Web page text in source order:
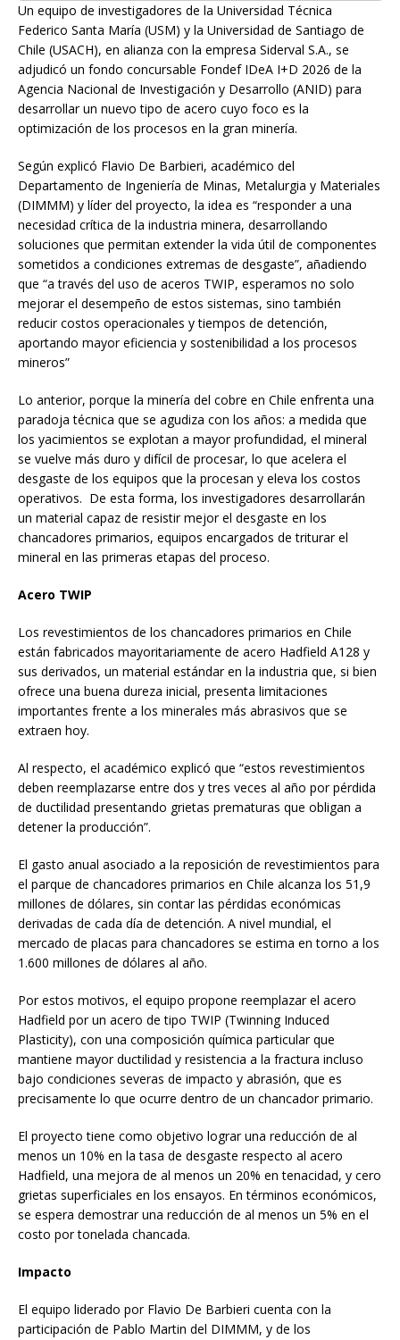
Un equipo de investigadores de la Universidad Técnica
Federico Santa María (USM) y la Universidad de Santiago de
Chile (USACH), en alianza con la empresa Siderval S.A., se
adjudicó un fondo concursable Fondef IDeA I+D 2026 de la
Agencia Nacional de Investigación y Desarrollo (ANID) para
desarrollar un nuevo tipo de acero cuyo foco es la
optimización de los procesos en la gran minería.
Según explicó Flavio De Barbieri, académico del
Departamento de Ingeniería de Minas, Metalurgia y Materiales
(DIMMM) y líder del proyecto, la idea es “responder a una
necesidad crítica de la industria minera, desarrollando
soluciones que permitan extender la vida útil de componentes
sometidos a condiciones extremas de desgaste”, añadiendo
que “a través del uso de aceros TWIP, esperamos no solo
mejorar el desempeño de estos sistemas, sino también
reducir costos operacionales y tiempos de detención,
aportando mayor eficiencia y sostenibilidad a los procesos
mineros”
Lo anterior, porque la minería del cobre en Chile enfrenta una
paradoja técnica que se agudiza con los años: a medida que
los yacimientos se explotan a mayor profundidad, el mineral
se vuelve más duro y difícil de procesar, lo que acelera el
desgaste de los equipos que la procesan y eleva los costos
operativos. De esta forma, los investigadores desarrollarán
un material capaz de resistir mejor el desgaste en los
chancadores primarios, equipos encargados de triturar el
mineral en las primeras etapas del proceso.
Acero TWIP
Los revestimientos de los chancadores primarios en Chile
están fabricados mayoritariamente de acero Hadfield A128 y
sus derivados, un material estándar en la industria que, si bien
ofrece una buena dureza inicial, presenta limitaciones
importantes frente a los minerales más abrasivos que se
extraen hoy.
Al respecto, el académico explicó que “estos revestimientos
deben reemplazarse entre dos y tres veces al año por pérdida
de ductilidad presentando grietas prematuras que obligan a
detener la producción”.
El gasto anual asociado a la reposición de revestimientos para
el parque de chancadores primarios en Chile alcanza los 51,9
millones de dólares, sin contar las pérdidas económicas
derivadas de cada día de detención. A nivel mundial, el
mercado de placas para chancadores se estima en torno a los
1.600 millones de dólares al año.
Por estos motivos, el equipo propone reemplazar el acero
Hadfield por un acero de tipo TWIP (Twinning Induced
Plasticity), con una composición química particular que
mantiene mayor ductilidad y resistencia a la fractura incluso
bajo condiciones severas de impacto y abrasión, que es
precisamente lo que ocurre dentro de un chancador primario.
El proyecto tiene como objetivo lograr una reducción de al
menos un 10% en la tasa de desgaste respecto al acero
Hadfield, una mejora de al menos un 20% en tenacidad, y cero
grietas superficiales en los ensayos. En términos económicos,
se espera demostrar una reducción de al menos un 5% en el
costo por tonelada chancada.
Impacto
El equipo liderado por Flavio De Barbieri cuenta con la
participación de Pablo Martin del DIMMM, y de los